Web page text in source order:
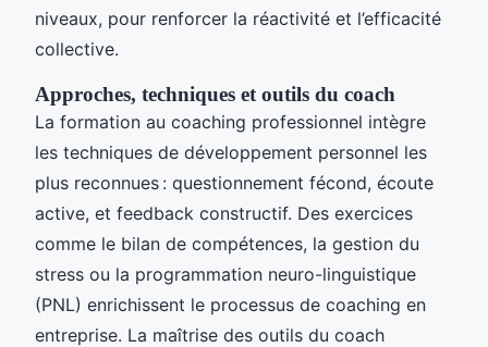
niveaux, pour renforcer la réactivité et l’efficacité
collective.
Approches, techniques et outils du coach
La formation au coaching professionnel intègre
les techniques de développement personnel les
plus reconnues : questionnement fécond, écoute
active, et feedback constructif. Des exercices
comme le bilan de compétences, la gestion du
stress ou la programmation neuro-linguistique
(PNL) enrichissent le processus de coaching en
entreprise. La maîtrise des outils du coach